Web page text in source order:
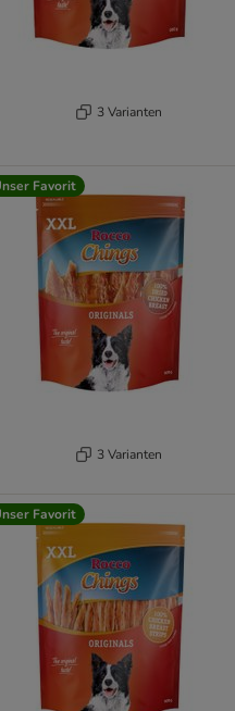
3 Varianten
Favorit
3 Varianten
Favorit